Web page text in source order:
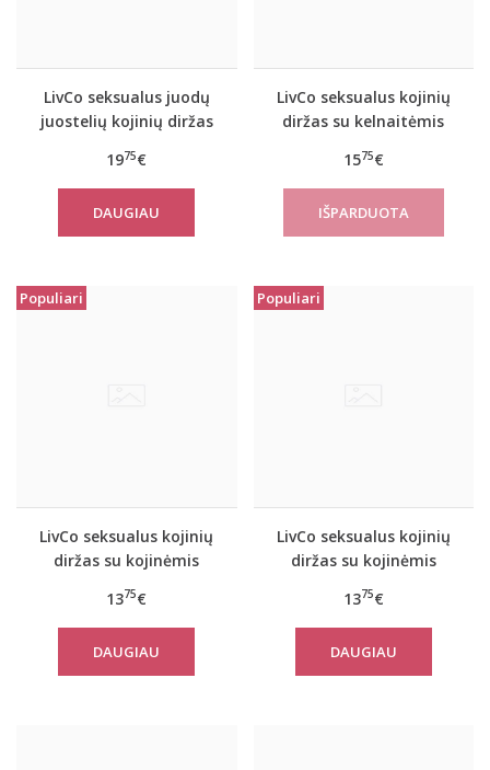
LivCo seksualus juodų
juostelių kojinių diržas
1975€
DAUGIAU
LivCo seksualus kojinių
diržas su kelnaitėmis
1575€
Populiari
LivCo seksualus kojinių
diržas su kojinėmis
1375€
DAUGIAU
Populiari
LivCo seksualus kojinių
diržas su kojinėmis
1375€
DAUGIAU